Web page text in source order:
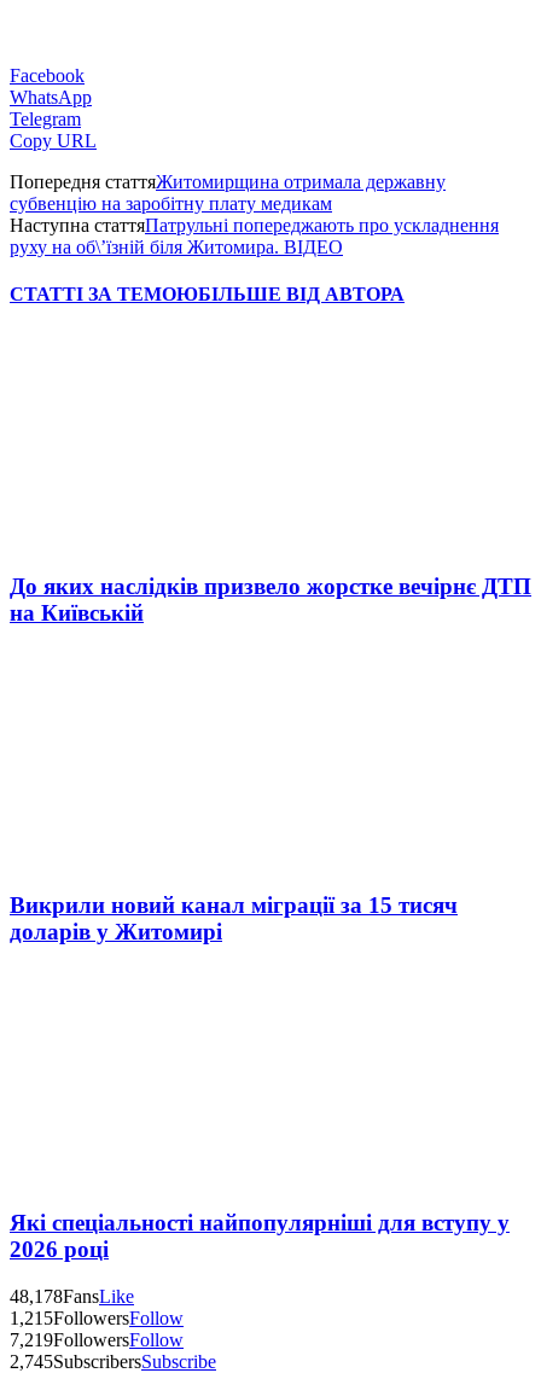
Facebook
WhatsApp
Telegram
Copy URL
Попередня статтяЖитомирщина отримала державну
субвенцію на заробітну плату медикам
Наступна статтяПатрульні попереджають про ускладнення
руху на об\’їзній біля Житомира. ВІДЕО
СТАТТІ ЗА ТЕМОЮБІЛЬШЕ ВІД АВТОРА
До яких наслідків призвело жорстке вечірнє ДТП
на Київській
Викрили новий канал міграції за 15 тисяч
доларів у Житомирі
Які спеціальності найпопулярніші для вступу у
2026 році
48,178FansLike
1,215FollowersFollow
7,219FollowersFollow
2,745SubscribersSubscribe